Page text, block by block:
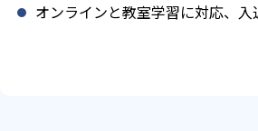
オンラインと教室学習に対応、